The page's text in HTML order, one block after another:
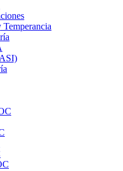
Temperancia